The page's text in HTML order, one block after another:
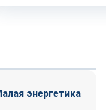
энергетика